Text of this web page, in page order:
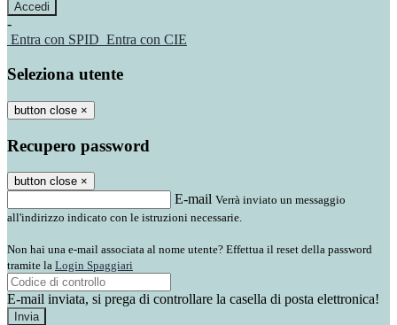
-
Entra con SPID Entra con CIE
Seleziona utente
button close ×
Recupero password
button close ×
E-mail Verrà inviato un messaggio
all'indirizzo indicato con le istruzioni necessarie.
Non hai una e-mail associata al nome utente? Effettua il reset della password
tramite la Login Spaggiari
E-mail inviata, si prega di controllare la casella di posta elettronica!